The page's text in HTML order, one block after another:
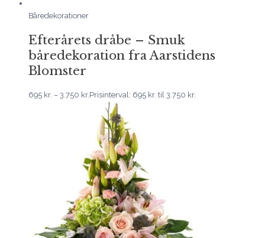
Båredekorationer
Efterårets dråbe – Smuk
båredekoration fra Aarstidens
Blomster
695 kr. – 3.750 kr. Prisinterval: 695 kr. til 3.750 kr.